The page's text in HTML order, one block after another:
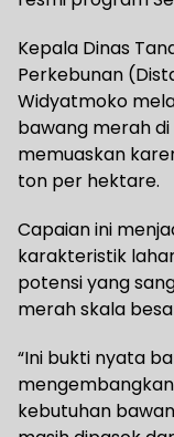
Kepala Dinas
Perkebunan
Widyatmoko
bawang merah
memuaskan
ton per hektare.
Capaian ini
karakteristik
potensi yang
merah skala
“Ini bukti nyata
kebutuhan